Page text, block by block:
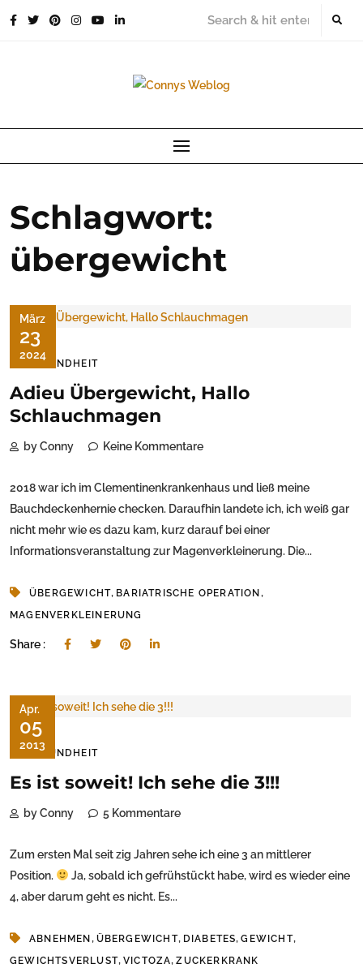
Schlagwort:
übergewicht
März
23
2024
GESUNDHEIT
Adieu Übergewicht, Hallo
Schlauchmagen
by Conny Keine Kommentare
2018 war ich im Clementinenkrankenhaus und ließ meine
Bauchdeckenhernie checken. Daraufhin landete ich, ich weiß gar
nicht mehr wie es dazu kam, kurz darauf bei einer
Informationsveranstaltung zur Magenverkleinerung. Die...
ÜBERGEWICHT, BARIATRISCHE OPERATION,
MAGENVERKLEINERUNG
Share :
Apr.
05
2013
GESUNDHEIT
Es ist soweit! Ich sehe die 3!!!
by Conny 5 Kommentare
Zum ersten Mal seit zig Jahren sehe ich eine 3 an mittlerer
Position.
Ja, sobald ich gefrühstückt habe, wird es wieder eine
4, aber darum geht es nicht. Es...
ABNEHMEN , ÜBERGEWICHT, DIABETES,GEWICHT,
GEWICHTSVERLUST, VICTOZA,ZUCKERKRANK